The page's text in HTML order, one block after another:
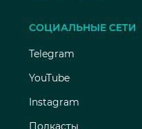
СОЦИАЛЬНЫЕ СЕТИ
Telegram
YouTube
Instagram
Подкасты